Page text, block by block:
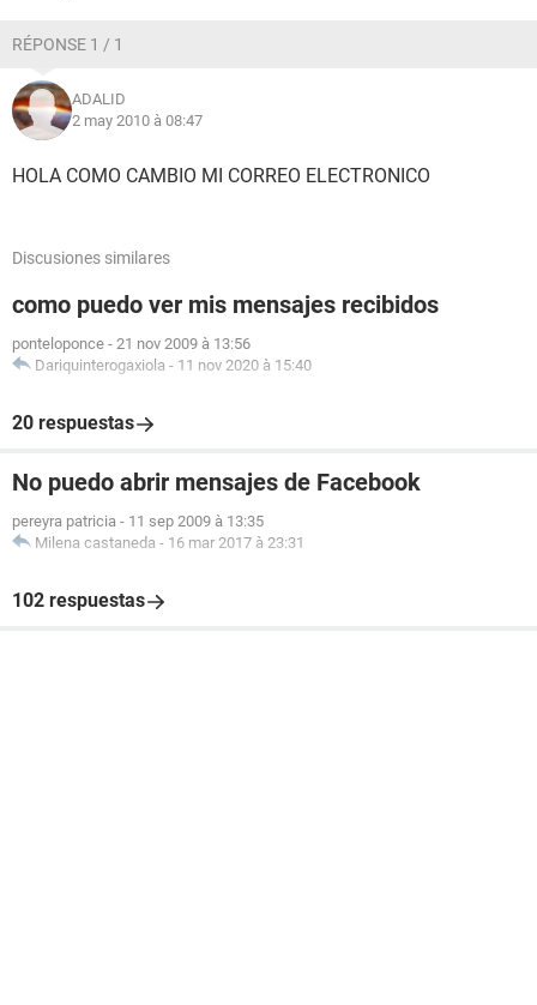
RÉPONSE 1 / 1
ADALID
2 may 2010 à 08:47
HOLA COMO CAMBIO MI CORREO ELECTRONICO
Discusiones similares
como puedo ver mis mensajes recibidos
ponteloponce - 21 nov 2009 à 13:56
Dariquinterogaxiola - 11 nov 2020 à 15:40
20 respuestas
No puedo abrir mensajes de Facebook
pereyra patricia - 11 sep 2009 à 13:35
Milena castaneda - 16 mar 2017 à 23:31
102 respuestas